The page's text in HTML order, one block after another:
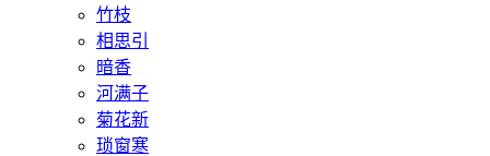
竹枝
相思引
暗香
河满子
菊花新
琐窗寒